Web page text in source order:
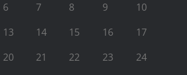
6 7 8 9
10
13 14 15 16
17
20 21 22 23
24